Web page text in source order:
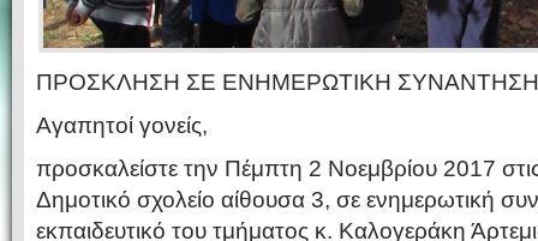
ΠΡΟΣΚΛΗΣΗ ΣΕ ΕΝΗΜΕΡΩΤΙΚΗ ΣΥΝΑΝΤΗΣΗ
Αγαπητοί γονείς,
προσκαλείστε την Πέμπτη 2 Nοεμβρίου 2017
Δημοτικό σχολείο αίθουσα 3, σε ενημερωτική
εκπαιδευτικό του τμήματος κ. Καλογεράκη